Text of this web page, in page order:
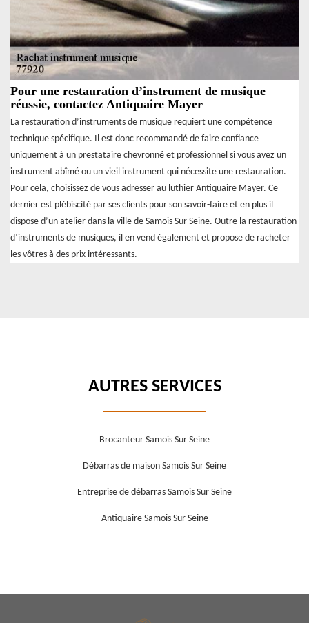
Pour une restauration d’instrument de musique
réussie, contactez Antiquaire Mayer
La restauration d’instruments de musique requiert une compétence
technique spécifique. Il est donc recommandé de faire confiance
uniquement à un prestataire chevronné et professionnel si vous avez un
instrument abîmé ou un vieil instrument qui nécessite une restauration.
Pour cela, choisissez de vous adresser au luthier Antiquaire Mayer. Ce
dernier est plébiscité par ses clients pour son savoir-faire et en plus il
dispose d’un atelier dans la ville de Samois Sur Seine. Outre la restauration
d’instruments de musiques, il en vend également et propose de racheter
les vôtres à des prix intéressants.
AUTRES SERVICES
Brocanteur Samois Sur Seine
Débarras de maison Samois Sur Seine
Entreprise de débarras Samois Sur Seine
Antiquaire Samois Sur Seine